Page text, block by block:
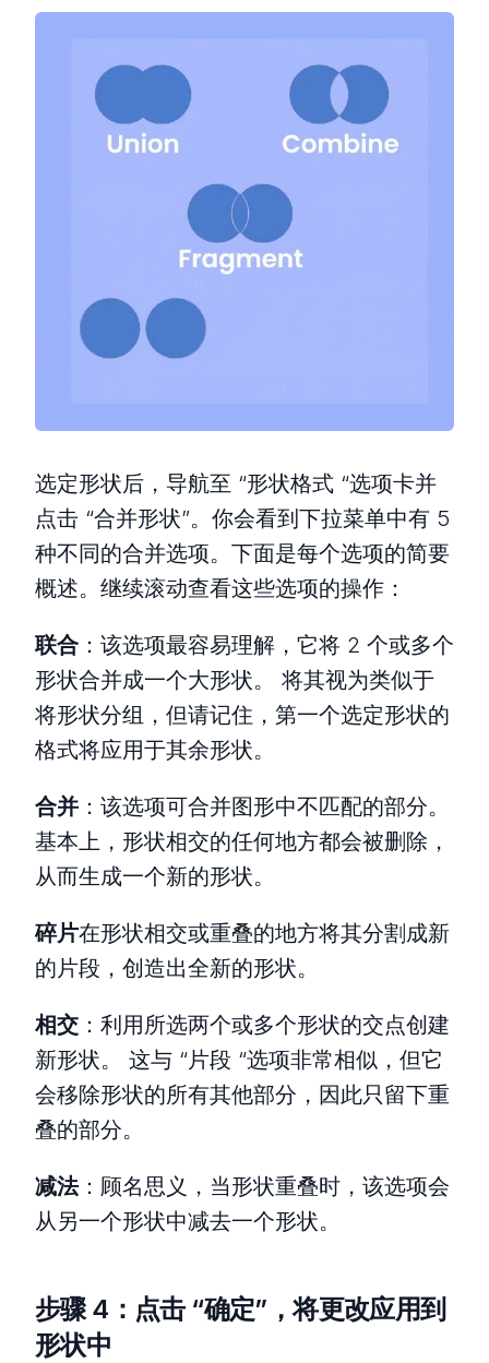
选定形状后，导航至 “形状格式 “选项卡并
点击 “合并形状”。你会看到下拉菜单中有 5
种不同的合并选项。下面是每个选项的简要
概述。继续滚动查看这些选项的操作：
联合 ：该选项最容易理解，它将 2 个或多个
形状合并成一个大形状。 将其视为类似于
将形状分组，但请记住，第一个选定形状的
格式将应用于其余形状。
合并 ：该选项可合并图形中不匹配的部分。
基本上，形状相交的任何地方都会被删除，
从而生成一个新的形状。
碎片在形状相交或重叠的地方将其分割成新
的片段，创造出全新的形状。
相交 ：利用所选两个或多个形状的交点创建
新形状。 这与 “片段 “选项非常相似，但它
会移除形状的所有其他部分，因此只留下重
叠的部分。
减法：顾名思义，当形状重叠时，该选项会
从另一个形状中减去一个形状。
步骤 4：点击 “确定”，将更改应用到
形状中